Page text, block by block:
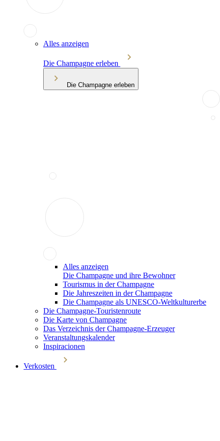
Alles anzeigen
Die Champagne erleben
Die Champagne erleben
Alles anzeigen
Die Champagne und ihre Bewohner
Tourismus in der Champagne
Die Jahreszeiten in der Champagne
Die Champagne als UNESCO-Weltkulturerbe
Die Champagne-Touristenroute
Die Karte von Champagne
Das Verzeichnis der Champagne-Erzeuger
Veranstaltungskalender
Inspiracionen
Verkosten